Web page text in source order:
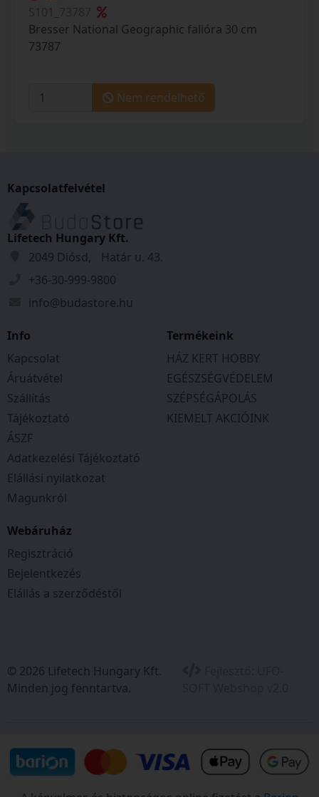
Bresser National Geographic falióra 30 cm
73787
Nem rendelhető
Kapcsolatfelvétel
Lifetech Hungary Kft.
2049 Diósd, Határ u. 43.
+36-30-999-9800
info@budastore.hu
Info
Kapcsolat
Áruátvétel
Szállítás
Tájékoztató
ÁSZF
Adatkezelési Tájékoztató
Elállási nyilatkozat
Magunkról
Termékeink
HÁZ KERT HOBBY
EGÉSZSÉGVÉDELEM
SZÉPSÉGÁPOLÁS
KIEMELT AKCIÓINK
Webáruház
Regisztráció
Bejelentkezés
Elállás a szerződéstől
© 2026 Lifetech Hungary Kft.
Minden jog fenntartva.